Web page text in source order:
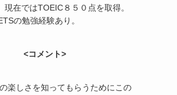
現在ではTOEIC８５０点を取得。
の勉強経験あり。
<コメント>
楽しさを知ってもらうためにこの